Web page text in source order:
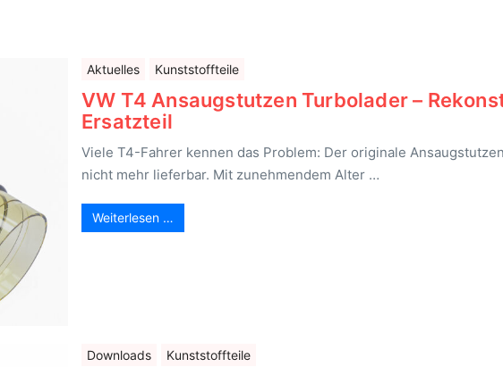
Aktuelles Kunststoffteile
VW T4 Ansaugstutzen Turbolader –
Ersatzteil
Viele T4-Fahrer kennen das Problem: Der originale
nicht mehr lieferbar. Mit zunehmendem Alter …
Weiterlesen …
Downloads Kunststoffteile